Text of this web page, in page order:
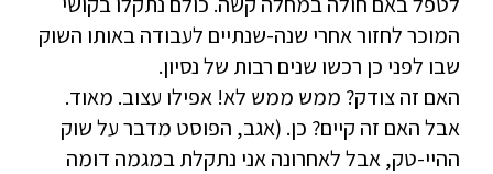
המוכר לחזור אחרי שנה-שנתיים לעבודה באותו השוק
שבו לפני כן רכשו שנים רבות של נסיון.
האם זה צודק? ממש ממש לא! אפילו עצוב. מאוד.
אבל האם זה קיים? כן. (אגב, הפוסט מדבר על שוק
ההיי-טק, אבל לאחרונה אני נתקלת במגמה דומה